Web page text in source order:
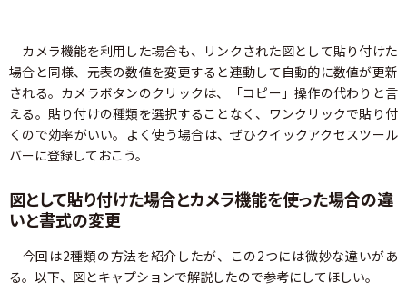
カメラ機能を利用した場合も、リンクされた図として貼り付けた
場合と同様、元表の数値を変更すると連動して自動的に数値が更新
される。カメラボタンのクリックは、「コピー」操作の代わりと言
える。貼り付けの種類を選択することなく、ワンクリックで貼り付
くので効率がいい。よく使う場合は、ぜひクイックアクセスツール
バーに登録しておこう。
図として貼り付けた場合とカメラ機能を使った場合の違
いと書式の変更
今回は2種類の方法を紹介したが、この2つには微妙な違いがあ
る。以下、図とキャプションで解説したので参考にしてほしい。